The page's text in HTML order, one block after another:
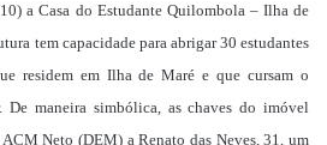
a Casa do Estudante Quilombola – Ilha de
tem capacidade para abrigar 30 estudantes
residem em Ilha de Maré e que cursam o
De maneira simbólica, as chaves do imóvel
Neto (DEM) a Renato das Neves, 31, um